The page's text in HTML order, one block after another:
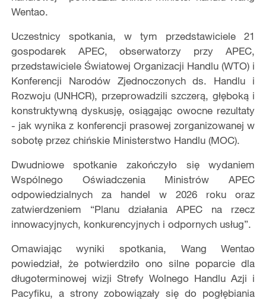
Wentao.
Uczestnicy spotkania, w tym przedstawiciele 21
gospodarek APEC, obserwatorzy przy APEC,
przedstawiciele Światowej Organizacji Handlu (WTO) i
Konferencji Narodów Zjednoczonych ds. Handlu i
Rozwoju (UNHCR), przeprowadzili szczerą, głęboką i
konstruktywną dyskusję, osiągając owocne rezultaty
- jak wynika z konferencji prasowej zorganizowanej w
sobotę przez chińskie Ministerstwo Handlu (MOC).
Dwudniowe spotkanie zakończyło się wydaniem
Wspólnego Oświadczenia Ministrów APEC
odpowiedzialnych za handel w 2026 roku oraz
zatwierdzeniem “Planu działania APEC na rzecz
innowacyjnych, konkurencyjnych i odpornych usług”.
Omawiając wyniki spotkania, Wang Wentao
powiedział, że potwierdziło ono silne poparcie dla
długoterminowej wizji Strefy Wolnego Handlu Azji i
Pacyfiku, a strony zobowiązały się do pogłębiania